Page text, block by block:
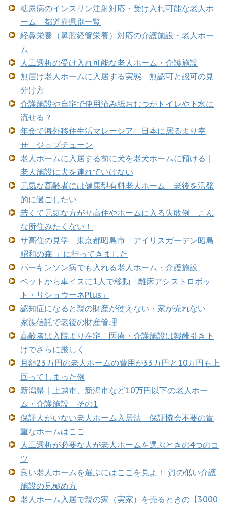
糖尿病のインスリン注射対応・受け入れ可能な老人ホ
ーム 都道府県別一覧
経鼻栄養（鼻腔経管栄養）対応の介護施設・老人ホー
ム
人工透析の受け入れ可能な老人ホーム・介護施設
無届け老人ホームに入居する実態 無認可と認可の見
分け方
介護施設や自宅で使用済み紙おむつがトイレや下水に
流せる？
年金で海外移住生活マレーシア 日本に居るより幸
せ ジョブチューン
老人ホームに入居する前に犬を老犬ホームに預ける｜
老人施設に犬を連れていけない
元気な高齢者には健康型有料老人ホーム 老後を活発
的に過ごしたい
若くて元気な方がサ高住やホームに入る失敗例 こん
な所住みたくない！
サ高住の見学 東京都昭島市「アイリスガーデン昭島
昭和の森 」に行ってきました
パーキンソン病でも入れる老人ホーム・介護施設
ベットから車イスに1人で移動「離床アシストロボッ
ト・リショウーネPlus」
認知症になると親の財産が使えない・家が売れない
家族信託で老後の財産管理
高齢者は入院より在宅 医療・介護施設は報酬引き下
げでさらに厳しく
月額23万円の老人ホームの費用が33万円と10万円も上
回ってしまった例
新潟県｜上越市、新潟市など10万円以下の老人ホー
ム・介護施設 その1
保証人がいない老人ホーム入居法 保証協会不要の貴
重なホームはここ
人工透析が必要な人が老人ホームを選ぶときの4つのコ
ツ
良い老人ホームを選ぶにはここを見よ！ 質の低い介護
施設の見極め方
老人ホーム入居で親の家（実家）を売るときの【3000